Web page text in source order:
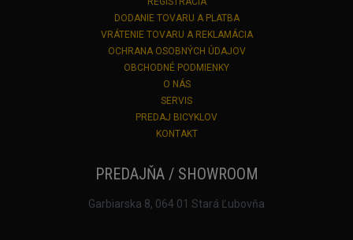
DODANIE TOVARU A PLATBA
VRÁTENIE TOVARU A REKLAMÁCIA
OCHRANA OSOBNÝCH ÚDAJOV
OBCHODNÉ PODMIENKY
O NÁS
SERVIS
PREDAJ BICYKLOV
KONTAKT
PREDAJŇA / SHOWROOM
Garbiarska 8, 064 01 Stará Ľubovňa